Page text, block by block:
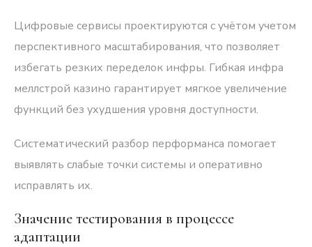
Цифровые сервисы проектируются с учётом учетом
перспективного масштабирования, что позволяет
избегать резких переделок инфры. Гибкая инфра
меллстрой казино гарантирует мягкое увеличение
функций без ухудшения уровня доступности.
Систематический разбор перформанса помогает
выявлять слабые точки системы и оперативно
исправлять их.
Значение тестирования в процессе
адаптации